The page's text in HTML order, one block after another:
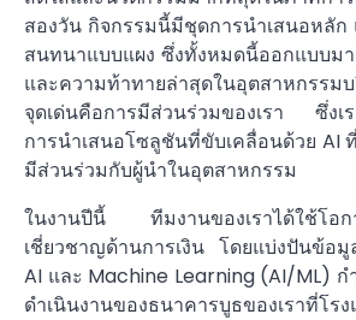
สองวัน กิจกรรมนี้มีชุดการนำเสนอหลั
สนทนาแบบแผง ซึ่งทั้งหมดนี้ออกแบบม
และความท้าทายล่าสุดในอุตสาหกรรมบ
จุดเด่นคือการมีส่วนร่วมของเรา ซึ่งเ
การนำเสนอโซลูชันที่ขับเคลื่อนด้วย AI
มีส่วนร่วมกับผู้นำในอุตสาหกรรม
ในงานปีนี้ ทีมงานของเราได้ใช้โอก
เชี่ยวชาญด้านการเงิน โดยแบ่งปันข้อมู
AI และ Machine Learning (AI/ML) ก
ดำเนินงานของธนาคารบูธของเราที่